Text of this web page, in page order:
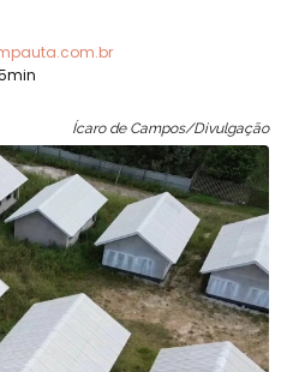
Ícaro de Campos/Divulgação